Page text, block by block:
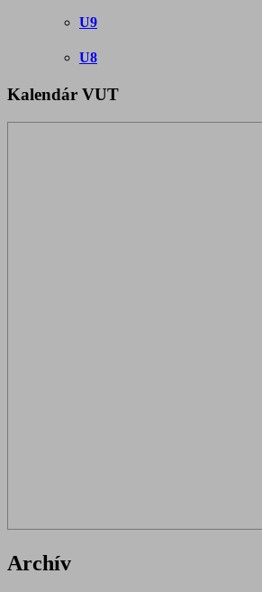
U9
U8
Kalendár VUT
Archív